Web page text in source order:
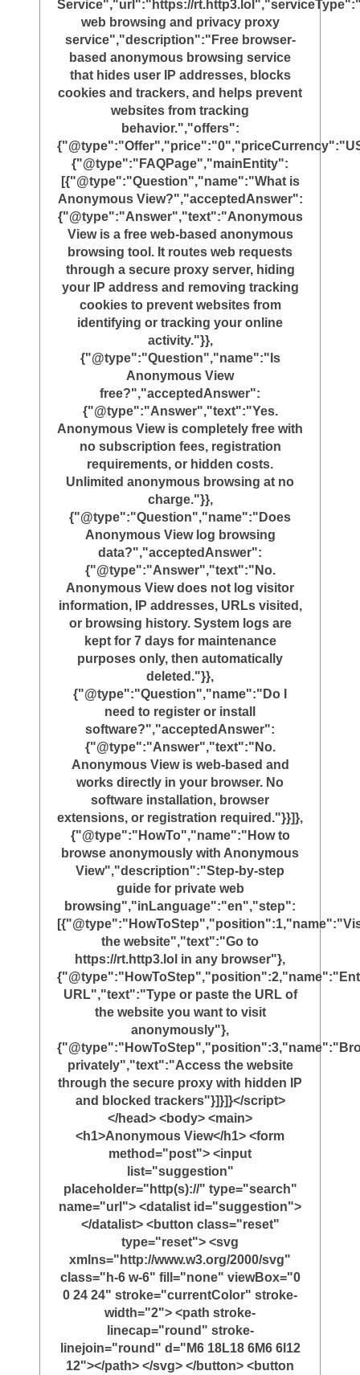
Service","url":"https://
web browsing and privacy proxy
service","description":"Free browser-
based anonymous browsing service
that hides user IP addresses, blocks
cookies and trackers, and helps prevent
websites from tracking
behavior.","offers":
{"@type":"FAQPage","mainEntity":
[{"@type":"Question","name":"What is
Anonymous View?","acceptedAnswer":
{"@type":"Answer","text":"Anonymous
View is a free web-based anonymous
browsing tool. It routes web requests
through a secure proxy server, hiding
your IP address and removing tracking
cookies to prevent websites from
identifying or tracking your online
activity."}},
{"@type":"Question","name":"Is
Anonymous View
free?","acceptedAnswer":
{"@type":"Answer","text":"Yes.
Anonymous View is completely free with
no subscription fees, registration
requirements, or hidden costs.
Unlimited anonymous browsing at no
charge."}},
{"@type":"Question","name":"Does
Anonymous View log browsing
data?","acceptedAnswer":
{"@type":"Answer","text":"No.
Anonymous View does not log visitor
information, IP addresses, URLs visited,
or browsing history. System logs are
kept for 7 days for maintenance
purposes only, then automatically
deleted."}},
{"@type":"Question","name":"Do I
need to register or install
software?","acceptedAnswer":
{"@type":"Answer","text":"No.
Anonymous View is web-based and
works directly in your browser. No
software installation, browser
extensions, or registration required."}}]},
{"@type":"HowTo","name":"How to
browse anonymously with Anonymous
View","description":"Step-by-step
guide for private web
browsing","inLanguage":"en","step":
the website","text":"Go to
https://rt.http3.lol in any browser"},
URL","text":"Type or paste the URL of
the website you want to visit
anonymously"},
privately","text":"Access the website
through the secure proxy with hidden IP
and blocked trackers"}]}]}</script>
</head> <body> <main>
<h1>Anonymous View</h1> <form
method="post"> <input
list="suggestion"
placeholder="http(s)://" type="search"
name="url"> <datalist id="suggestion">
</datalist> <button class="reset"
type="reset"> <svg
xmlns="http://www.w3.org/2000/svg"
class="h-6 w-6" fill="none" viewBox="0
0 24 24" stroke="currentColor" stroke-
width="2"> <path stroke-
linecap="round" stroke-
linejoin="round" d="M6 18L18 6M6 6l12
12"></path> </svg> </button> <button